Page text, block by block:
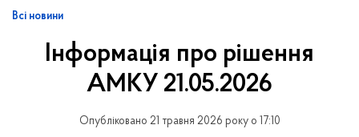
вВсі новини
Інформація про рішення
АМКУ 21.05.2026
Опубліковано 21 травня 2026 року о 17:10